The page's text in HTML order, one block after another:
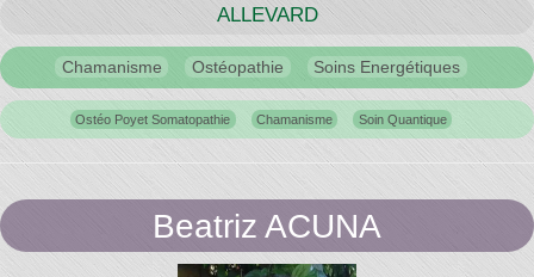
ALLEVARD
Chamanisme Ostéopathie Soins Energétiques
Ostéo Poyet Somatopathie Chamanisme Soin Quantique
Beatriz ACUNA